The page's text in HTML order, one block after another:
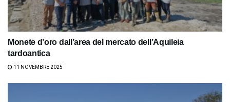
Monete d’oro dall’area del mercato dell’Aquileia
tardoantica
11 NOVEMBRE 2025